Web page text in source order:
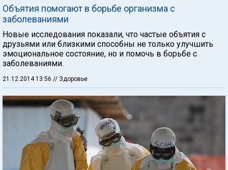
Объятия помогают в борьбе организма с
заболеваниями
Новые исследования показали, что частые объятия с
друзьями или близкими способны не только улучшить
эмоциональное состояние, но и помочь в борьбе с
заболеваниями.
21.12.2014 13:56 // Здоровье